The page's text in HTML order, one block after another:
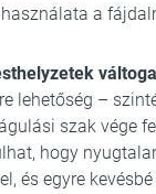
a
lehetőség –
szak vége
hogy
és egyre